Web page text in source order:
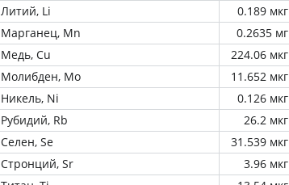
Литий, Li
0.189 мкг
Марганец, Mn
0.2635 мг
Медь, Cu
224.06 мкг
Молибден, Mo
11.652 мкг
Никель, Ni
0.126 мкг
Рубидий, Rb
26.2 мкг
Селен, Se
31.539 мкг
Стронций, Sr
3.96 мкг